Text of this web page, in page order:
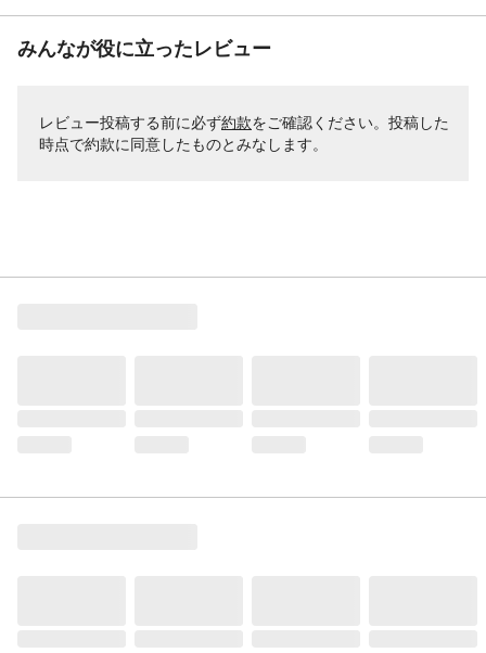
みんなが役に立ったレビュー
レビュー投稿する前に必ず約款をご確認ください。投稿した
時点で約款に同意したものとみなします。